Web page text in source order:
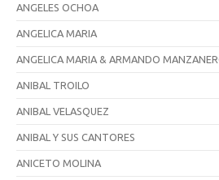
ANGELES OCHOA
ANGELICA MARIA
ANGELICA MARIA & ARMANDO
ANIBAL TROILO
ANIBAL VELASQUEZ
ANIBAL Y SUS CANTORES
ANICETO MOLINA